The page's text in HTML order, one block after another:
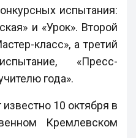
испытания:
и «Урок». Второй
класс», а третий
«Пресс-
года».
10 октября в
Кремлевском